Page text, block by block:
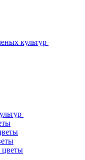
культур